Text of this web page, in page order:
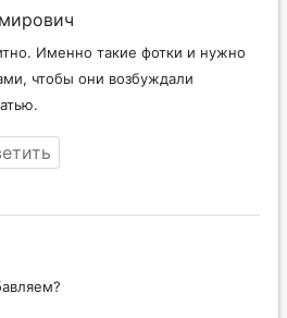
Именно такие фотки и нужно
чтобы они возбуждали